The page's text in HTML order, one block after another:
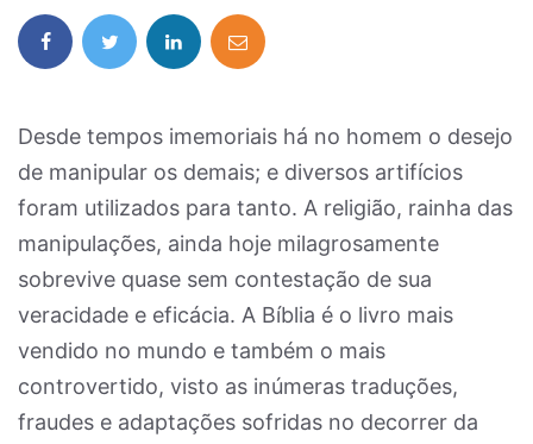
Desde tempos imemoriais há no homem o desejo
de manipular os demais; e diversos artifícios
foram utilizados para tanto. A religião, rainha das
manipulações, ainda hoje milagrosamente
sobrevive quase sem contestação de sua
veracidade e eficácia. A Bíblia é o livro mais
vendido no mundo e também o mais
controvertido, visto as inúmeras traduções,
fraudes e adaptações sofridas no decorrer da